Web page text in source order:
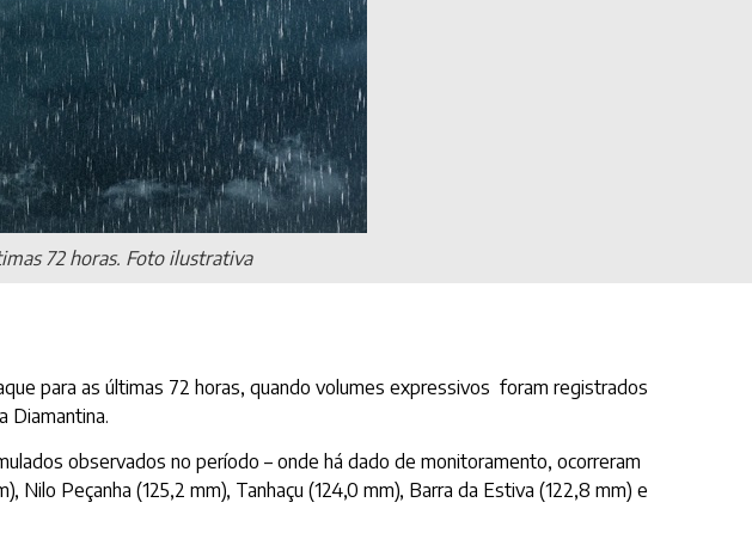
72 horas. Foto ilustrativa
para as últimas 72 horas, quando volumes expressivos foram registrados
Diamantina.
observados no período – onde há dado de monitoramento, ocorreram
Nilo Peçanha (125,2 mm), Tanhaçu (124,0 mm), Barra da Estiva (122,8 mm) e